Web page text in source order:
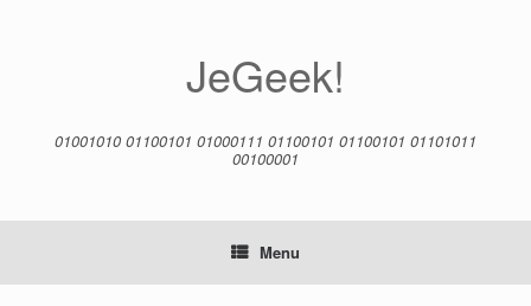
JeGeek!
01001010 01100101 01000111 01100101 01100101 01101011
00100001
Menu